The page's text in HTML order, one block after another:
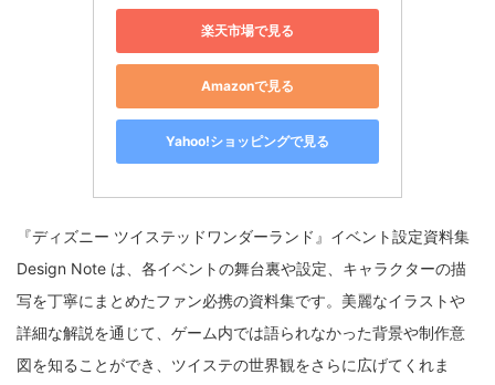
楽天市場で見る
Amazonで見る
Yahoo!ショッピングで見る
『ディズニー ツイステッドワンダーランド』イベント設定資料集
Design Note は、各イベントの舞台裏や設定、キャラクターの描
写を丁寧にまとめたファン必携の資料集です。美麗なイラストや
詳細な解説を通じて、ゲーム内では語られなかった背景や制作意
図を知ることができ、ツイステの世界観をさらに広げてくれま